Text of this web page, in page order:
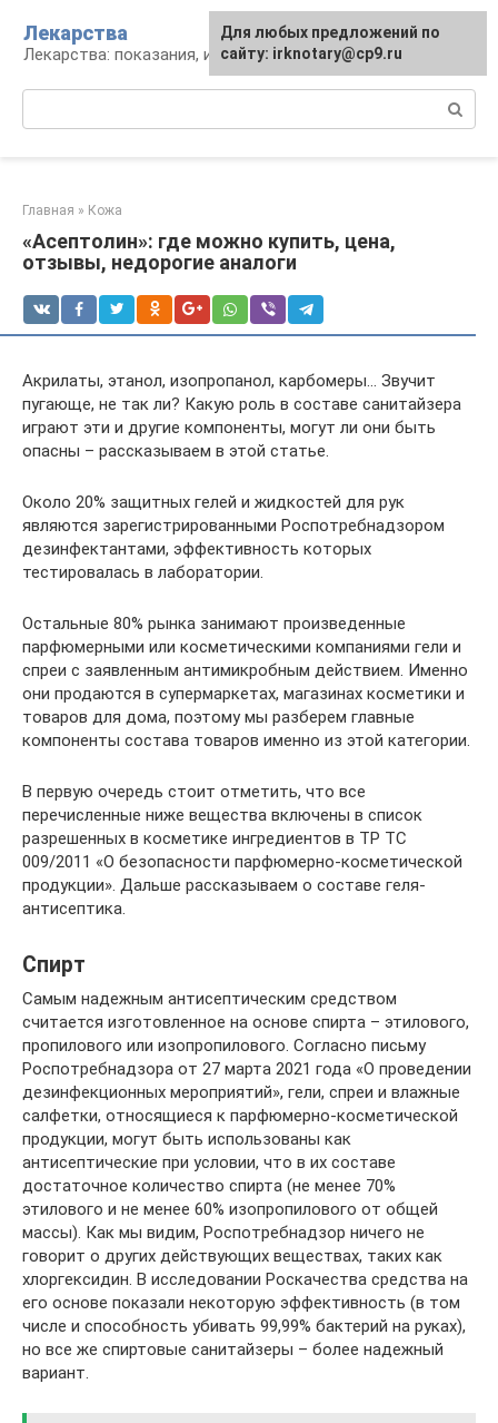
контенту
Лекарства
Лекарства: показания, инструкция, аналоги
Главная » Кожа
«Асептолин»: где можно купить, цена,
отзывы, недорогие аналоги
Акрилаты, этанол, изопропанол, карбомеры… Звучит
пугающе, не так ли? Какую роль в составе санитайзера
играют эти и другие компоненты, могут ли они быть
опасны – рассказываем в этой статье.
Около 20% защитных гелей и жидкостей для рук
являются зарегистрированными Роспотребнадзором
дезинфектантами, эффективность которых
тестировалась в лаборатории.
Остальные 80% рынка занимают произведенные
парфюмерными или косметическими компаниями гели и
спреи с заявленным антимикробным действием. Именно
они продаются в супермаркетах, магазинах косметики и
товаров для дома, поэтому мы разберем главные
компоненты состава товаров именно из этой категории.
В первую очередь стоит отметить, что все
перечисленные ниже вещества включены в список
разрешенных в косметике ингредиентов в ТР ТС
009/2011 «О безопасности парфюмерно-косметической
продукции». Дальше рассказываем о составе геля-
антисептика.
Спирт
Самым надежным антисептическим средством
считается изготовленное на основе спирта – этилового,
пропилового или изопропилового. Согласно письму
Роспотребнадзора от 27 марта 2021 года «О проведении
дезинфекционных мероприятий», гели, спреи и влажные
салфетки, относящиеся к парфюмерно-косметической
продукции, могут быть использованы как
антисептические при условии, что в их составе
достаточное количество спирта (не менее 70%
этилового и не менее 60% изопропилового от общей
массы). Как мы видим, Роспотребнадзор ничего не
говорит о других действующих веществах, таких как
хлоргексидин. В исследовании Роскачества средства на
его основе показали некоторую эффективность (в том
числе и способность убивать 99,99% бактерий на руках),
но все же спиртовые санитайзеры – более надежный
вариант.
Для любых предложений по
сайту: irknotary@cp9.ru